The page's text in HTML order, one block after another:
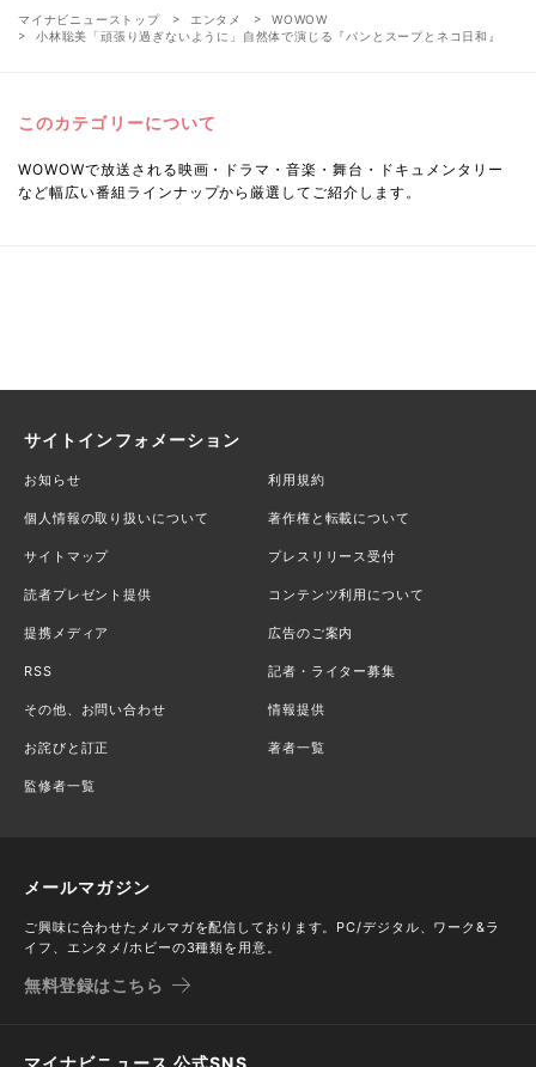
マイナビニューストップ エンタメ
WOWOW
小林聡美「頑張り過ぎないように」自然体で演じる『パンとスープとネコ日和』
このカテゴリーについて
WOWOWで放送される映画・ドラマ・音楽・舞台・ドキュメンタリー
など幅広い番組ラインナップから厳選してご紹介します。
サイトインフォメーション
お知らせ 利用規約
個人情報の取り扱いについて 著作権と転載について
サイトマップ プレスリリース受付
読者プレゼント提供 コンテンツ利用について
提携メディア 広告のご案内
RSS 記者・ライター募集
その他、お問い合わせ 情報提供
お詫びと訂正 著者一覧
監修者一覧
メールマガジン
ご興味に合わせたメルマガを配信しております。PC/デジタル、ワーク&ラ
イフ、エンタメ/ホビーの3種類を用意。
無料登録はこちら
マイナビニュース 公式SNS